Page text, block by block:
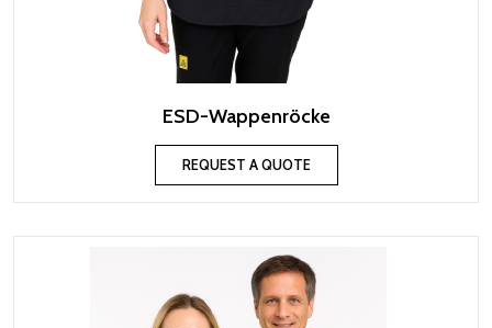
ESD-Wappenröcke
REQUEST A QUOTE